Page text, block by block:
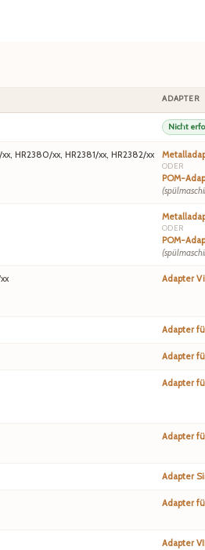
ADAPTER
Nicht
xx, HR2380/xx, HR2381/xx, HR2382/xx
ODER
POM-
ODER
POM-
Adapter
Adapter
Adapter
Adapter
Adapter
Adapter
Adapter
Adapter